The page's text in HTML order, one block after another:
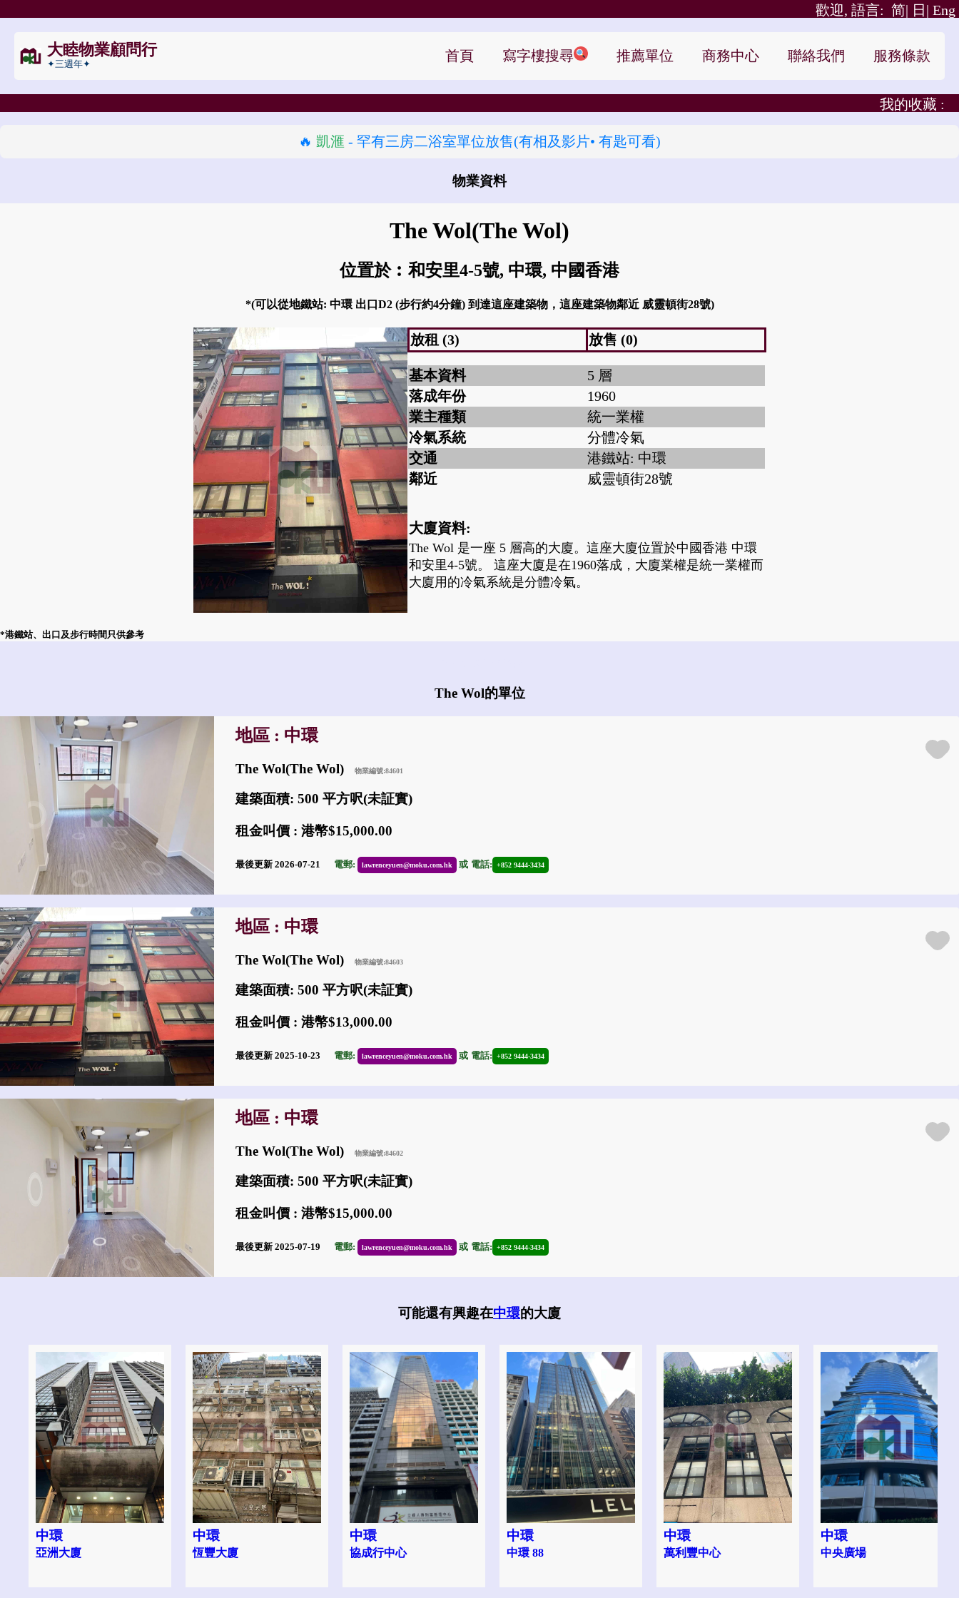
Eng
日|
歡迎, 語言: 简|
大睦物業顧問行
✦三週年✦
首頁 寫字樓搜尋 推薦單位 商務中心 聯絡我們 服務條款
我的收藏 :
🔥 凱滙 - 罕有三房二浴室單位放售(有相及影片• 有匙可看)
物業資料
The Wol(The Wol)
位置於︰和安里4-5號, 中環, 中國香港
*(可以從地鐵站: 中環 出口D2 (步行約4分鐘) 到達這座建築物，這座建築物鄰近 威靈頓街28號)
放租 (3) 放售 (0)
基本資料
5 層
落成年份
1960
業主種類
統一業權
冷氣系統
分體冷氣
交通
港鐵站: 中環
鄰近
威靈頓街28號
大廈資料:
The Wol 是一座 5 層高的大廈。這座大廈位置於中國香港 中環
和安里4-5號。 這座大廈是在1960落成，大廈業權是統一業權而
大廈用的冷氣系統是分體冷氣。
*港鐵站、出口及步行時間只供參考
The Wol的單位
地區 : 中環
The Wol(The Wol) 物業編號:84601
建築面積: 500 平方呎(未証實)
租金叫價 : 港幣$15,000.00
最後更新 2026-07-21 電郵: lawrenceyuen@moku.com.hk 或 電話: +852 9444-3434
地區 : 中環
The Wol(The Wol) 物業編號:84603
建築面積: 500 平方呎(未証實)
租金叫價 : 港幣$13,000.00
最後更新 2025-10-23 電郵: lawrenceyuen@moku.com.hk 或 電話: +852 9444-3434
地區 : 中環
The Wol(The Wol) 物業編號:84602
建築面積: 500 平方呎(未証實)
租金叫價 : 港幣$15,000.00
最後更新 2025-07-19 電郵: lawrenceyuen@moku.com.hk 或 電話: +852 9444-3434
可能還有興趣在中環的大廈
中環
亞洲大廈
中環
恆豐大廈
中環
協成行中心
中環
中環 88
中環
萬利豐中心
中環
中央廣場